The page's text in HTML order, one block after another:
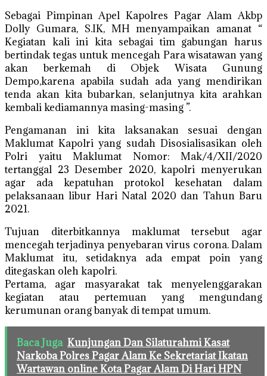
Sebagai Pimpinan Apel Kapolres Pagar Alam Akbp
Dolly Gumara, S.IK, MH menyampaikan amanat “
Kegiatan kali ini kita sebagai tim gabungan harus
bertindak tegas untuk mencegah Para wisatawan yang
akan berkemah di Objek Wisata Gunung
Dempo,karena apabila sudah ada yang mendirikan
tenda akan kita bubarkan, selanjutnya kita arahkan
kembali kediamannya masing-masing ”.
Pengamanan ini kita laksanakan sesuai dengan
Maklumat Kapolri yang sudah Disosialisasikan oleh
Polri yaitu Maklumat Nomor: Mak/4/XII/2020
tertanggal 23 Desember 2020, kapolri menyerukan
agar ada kepatuhan protokol kesehatan dalam
pelaksanaan libur Hari Natal 2020 dan Tahun Baru
2021.
Tujuan diterbitkannya maklumat tersebut agar
mencegah terjadinya penyebaran virus corona. Dalam
Maklumat itu, setidaknya ada empat poin yang
ditegaskan oleh kapolri.
Pertama, agar masyarakat tak menyelenggarakan
kegiatan atau pertemuan yang mengundang
kerumunan orang banyak di tempat umum.
Baca Juga Kunjungan Dan Silaturahmi Kasat
Narkoba Polres Pagar Alam Ke Sekretariat Ikatan
Wartawan online Kota Pagar Alam Di Hari HPN